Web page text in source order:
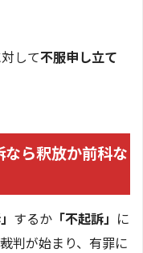
して不服申し立て
ら釈放か前科な
するか 「不起訴」 に
判が始まり、有罪に